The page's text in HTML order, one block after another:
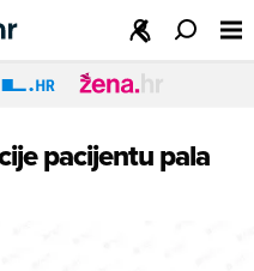
pacijentu pala